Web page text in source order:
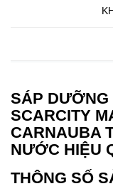
SÁP DƯỠNG
SCARCITY
CARNAUBA
NƯỚC HIỆU
THÔNG SỐ